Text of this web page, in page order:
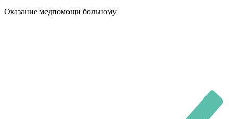
Оказание медпомощи больному